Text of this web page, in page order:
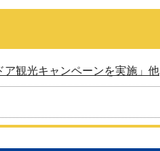
観光キャンペーンを実施」他